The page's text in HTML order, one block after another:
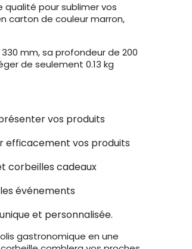
pour sublimer vos
carton de couleur marron,
mm, sa profondeur de 200
de seulement 0.13 kg
vos produits
efficacement vos produits
corbeilles cadeaux
événements
et personnalisée.
gastronomique en une